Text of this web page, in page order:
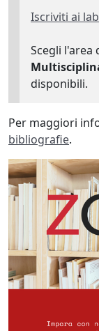
Iscriviti ai
Scegli l'area
disponibili.
Per maggiori
bibliografie.